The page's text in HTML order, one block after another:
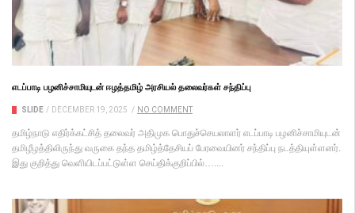
எடப்பாடி பழனிச்சாமியுடன் ஈழத்தமிழ் அரசியல் தலைவர்கள் சந்திப்பு
SLIDE / DECEMBER 19, 2025 / NO COMMENT
தமிழ்நாடு எதிர்க்கட்சித் தலைவர் அதிமுக பொதுச்செயலாளர் எடப்பாடி பழனிச்சாமியுடன்
தமிழீழத்திலிருந்து வருகை தந்த தமிழ்த்தேசியப் பேரவையினர் சந்திப்பு நடத்தியுள்ளனர்.
இது குறித்து வெளியிடப்பட்டுள்ள செய்திக்குறிப்பில்…....